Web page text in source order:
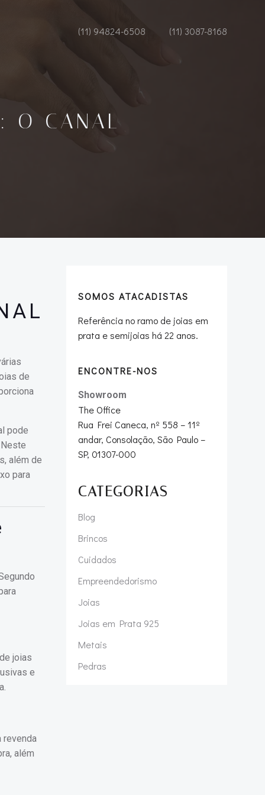
(11) 94824-6508 (11) 3087-8168
O CANAL
de
pode
além de
para
joias
e
revenda
além
SOMOS ATACADISTAS
Referência no ramo de joias em
prata e semijoias há 22 anos.
ENCONTRE-NOS
Showroom
The Office
Rua Frei Caneca, nº 558 – 11º
andar, Consolação, São Paulo –
SP, 01307-000
CATEGORIAS
Blog
Brincos
Cuidados
Empreendedorismo
Joias
Joias em Prata 925
Metais
Pedras